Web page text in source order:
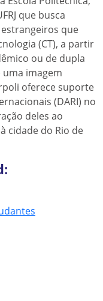
que busca
que
(CT), a partir
ou de dupla
imagem
oferece suporte
(DARI) no
deles ao
cidade do Rio de